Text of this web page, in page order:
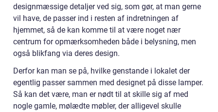
designmæssige detaljer ved sig, som gør, at man gerne
vil have, de passer ind i resten af indretningen af
hjemmet, så de kan komme til at være noget nær
centrum for opmærksomheden både i belysning, men
også blikfang via deres design.
Derfor kan man se på, hvilke genstande i lokalet der
egentlig passer sammen med designet på disse lamper.
Så kan det være, man er nødt til at skille sig af med
nogle gamle, mølædte møbler, der alligevel skulle